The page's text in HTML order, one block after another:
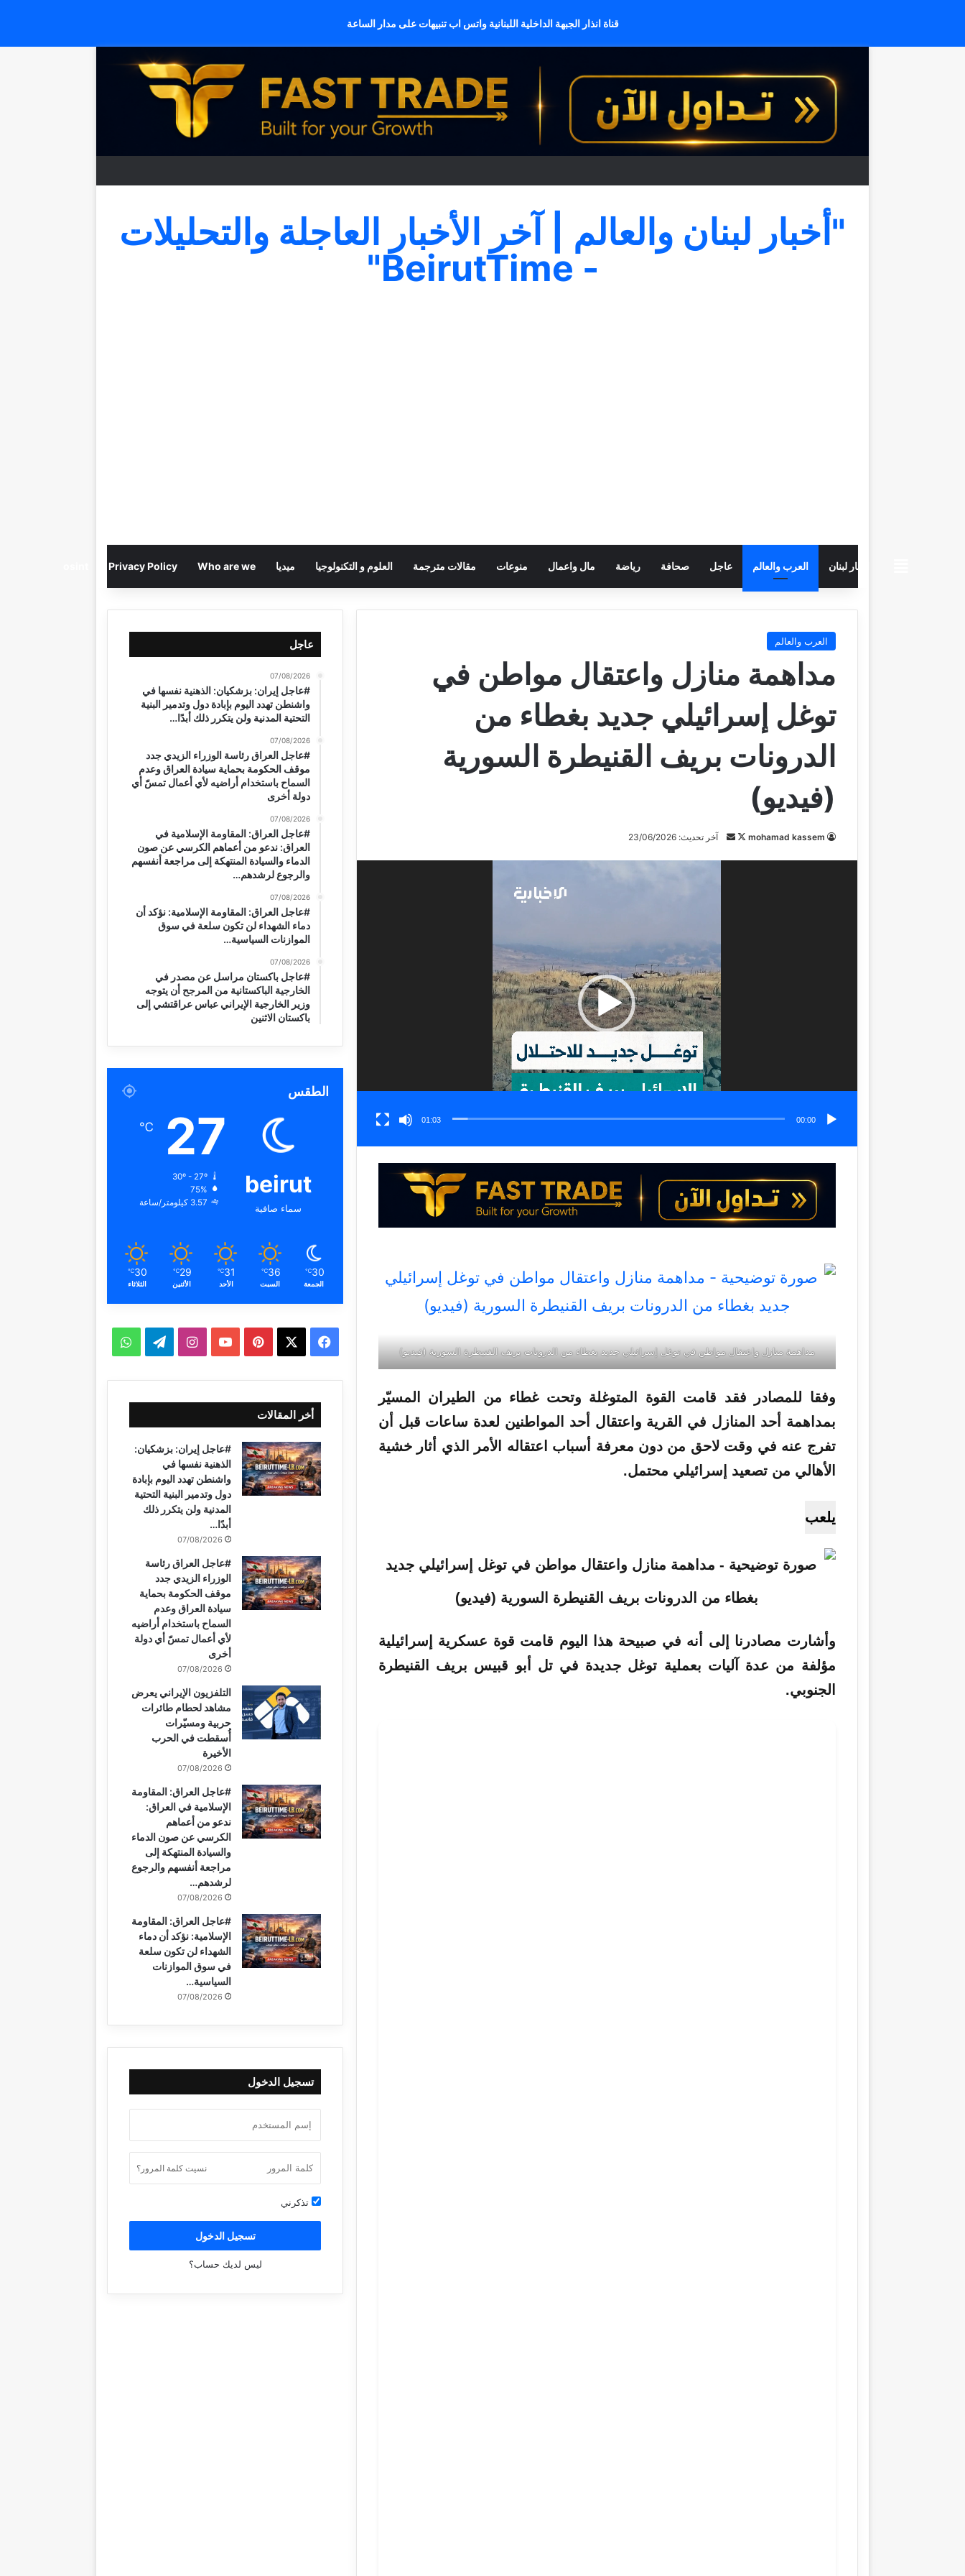
قناة انذار الجبهة الداخلية اللبنانية واتس اب تنبيهات على مدار الساعة
"أخبار لبنان والعالم | آخر الأخبار العاجلة والتحليلات
- BeirutTime"
beiruttime
اخبار لبنان العرب والعالم عاجل صحافة رياضة مال واعمال منوعات مقالات مترجمة العلوم و التكنولوجيا ميديا Who are we
Privacy Policy
العرب والعالم
مداهمة منازل واعتقال مواطن في
توغل إسرائيلي جديد بغطاء من
الدرونات بريف القنيطرة السورية
(فيديو)
mohamad kassem
تابعأرسلآخر تحديث: 23/06/2026
مشغل
00:00
01:03
مداهمة منازل واعتقال مواطن في توغل إسرائيلي جديد بغطاء من الدرونات بريف القنيطرة السورية (فيديو)
وفقا للمصادر فقد قامت القوة المتوغلة وتحت غطاء من الطيران المسيّر
بمداهمة أحد المنازل في القرية واعتقال أحد المواطنين لعدة ساعات قبل أن
تفرج عنه في وقت لاحق من دون معرفة أسباب اعتقاله
الأمر الذي أثار خشية
الأهالي من تصعيد إسرائيلي محتمل.
يلعب
وأشارت مصادرنا إلى أنه في صبيحة هذا اليوم قامت قوة عسكرية إسرائيلية
مؤلفة من عدة آليات بعملية توغل جديدة في تل أبو قبيس بريف القنيطرة
الجنوبي.
عاجل
07/08/2026
#عاجل إيران: بزشكيان: الذهنية نفسها في
واشنطن تهدد اليوم بإبادة دول وتدمير البنية
التحتية المدنية ولن يتكرر ذلك أبدًا…
07/08/2026
#عاجل العراق رئاسة الوزراء الزيدي جدد
موقف الحكومة بحماية سيادة العراق وعدم
السماح باستخدام أراضيه لأي أعمال تمسّ أي
دولة أخرى
07/08/2026
#عاجل العراق: المقاومة الإسلامية في
العراق: ندعو من أعماهم الكرسي عن صون
الدماء والسيادة المنتهكة إلى مراجعة أنفسهم
والرجوع لرشدهم…
07/08/2026
#عاجل العراق: المقاومة الإسلامية: نؤكد أن
دماء الشهداء لن تكون سلعة في سوق
الموازنات السياسية…
07/08/2026
#عاجل باكستان مراسل عن مصدر في
الخارجية الباكستانية من المرجح أن يتوجه
وزير الخارجية الإيراني عباس عراقتشي إلى
باكستان الاثنين
الطقس
beirut
سماء صافية
27
℃
30º - 27º
75%
3.57 كيلومتر/ساعة
30
℃
الجمعة
36
℃
السبت
31
℃
الأحد
29
℃
الأثنين
30
℃
الثلاثاء
فيسبوك بينتيريست‫YouTubeانستقرامتيلقرامواتساب
أخر المقالات
#عاجل إيران: بزشكيان:
الذهنية نفسها في
واشنطن تهدد اليوم بإبادة
دول وتدمير البنية التحتية
المدنية ولن يتكرر ذلك
أبدًا…
07/08/2026
#عاجل العراق رئاسة
الوزراء الزيدي جدد
موقف الحكومة بحماية
سيادة العراق وعدم
السماح باستخدام أراضيه
لأي أعمال تمسّ أي دولة
أخرى
07/08/2026
التلفزيون الإيراني يعرض
مشاهد لحطام طائرات
حربية ومسيّرات
أُسقطت في الحرب
الأخيرة
07/08/2026
#عاجل العراق: المقاومة
الإسلامية في العراق:
ندعو من أعماهم
الكرسي عن صون الدماء
والسيادة المنتهكة إلى
مراجعة أنفسهم والرجوع
لرشدهم…
07/08/2026
#عاجل العراق: المقاومة
الإسلامية: نؤكد أن دماء
الشهداء لن تكون سلعة
في سوق الموازنات
السياسية…
07/08/2026
تسجيل الدخول
نسيت كلمة المرور؟
تذكرني
تسجيل الدخول
ليس لديك حساب؟